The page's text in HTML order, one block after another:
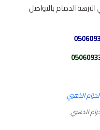
الدمام بالتواصل
الذهبي